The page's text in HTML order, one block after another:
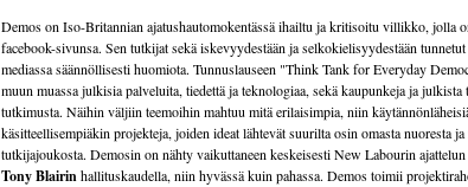
Demos on Iso-Britannian ajatushautomokentässä ihailtu ja kritisoitu villikko, jolla
facebook-sivunsa. Sen tutkijat sekä iskevyydestään ja selkokielisyydestään
mediassa säännöllisesti huomiota. Tunnuslauseen "Think Tank for Everyday
muun muassa julkisia palveluita, tiedettä ja teknologiaa, sekä kaupunkeja ja julkista
tutkimusta. Näihin väljiin teemoihin mahtuu mitä erilaisimpia, niin
käsitteellisempiäkin projekteja, joiden ideat lähtevät suurilta osin omasta nuoresta ja
tutkijajoukosta. Demosin on nähty vaikuttaneen keskeisesti New Labourin
Tony Blairinhallituskaudella, niin hyvässä kuin pahassa. Demos toimii